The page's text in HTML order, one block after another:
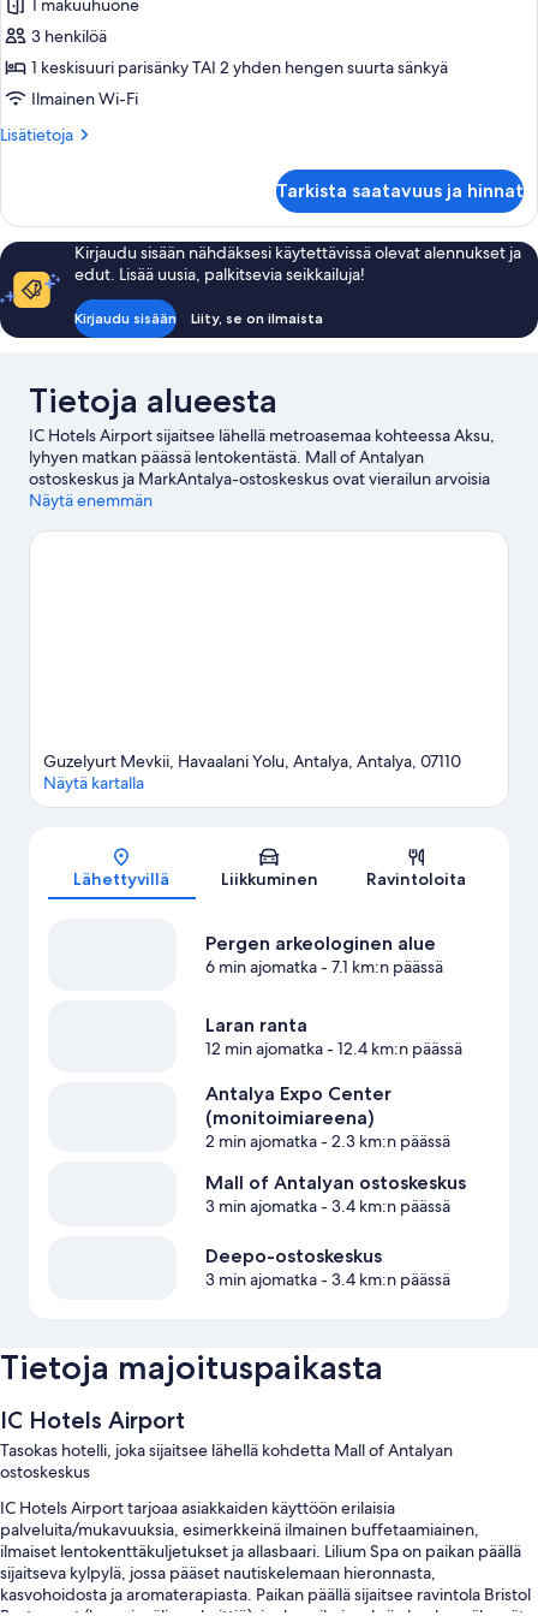
hengen
deluxe-
huone
(yksi
kaksi
1 makuuhuone
3 henkilöä
1 keskisuuri parisänky TAI 2 yhden hengen suurta sänkyä
Ilmainen Wi-Fi
Lisätietoja
Lisätietoja
deluxe-
huone
(yksi
tai
kaksi
sänkyä)
Tarkista saatavuus ja hinnat
Kirjaudu sisään nähdäksesi käytettävissä olevat alennukset ja
edut. Lisää uusia, palkitsevia seikkailuja!
Kirjaudu sisään Liity, se on ilmaista
Tietoja alueesta
IC Hotels Airport sijaitsee lähellä metroasemaa kohteessa Aksu,
lyhyen matkan päässä lentokentästä. Mall of Antalyan
ostoskeskus ja MarkAntalya-ostoskeskus ovat vierailun arvoisia
kohteita shoppailemaan haluaville, ja alueen luonnonkauneuteen
Haluatko osallistua johonkin tapahtumaan tai käydä matsissa
Näytä enemmän
Kartta
Guzelyurt Mevkii, Havaalani Yolu, Antalya, Antalya, 07110
Näytä kartalla
Lähettyvillä Liikkuminen Ravintoloita
Pergen arkeologinen alue
6 min ajomatka- 7.1 km:n päässä
Laran ranta
12 min ajomatka- 12.4 km:n päässä
Antalya Expo Center
(monitoimiareena)
2 min ajomatka- 2.3 km:n päässä
Mall of Antalyan ostoskeskus
3 min ajomatka- 3.4 km:n päässä
Deepo-ostoskeskus
3 min ajomatka- 3.4 km:n päässä
Tietoja majoituspaikasta
IC Hotels Airport
Tasokas hotelli, joka sijaitsee lähellä kohdetta Mall of Antalyan
ostoskeskus
IC Hotels Airport tarjoaa asiakkaiden käyttöön erilaisia
palveluita/mukavuuksia, esimerkkeinä ilmainen buffetaamiainen,
ilmaiset lentokenttäkuljetukset ja allasbaari. Lilium Spa on paikan päällä
sijaitseva kylpylä, jossa pääset nautiskelemaan hieronnasta,
kasvohoidosta ja aromaterapiasta. Paikan päällä sijaitsee ravintola Bristol